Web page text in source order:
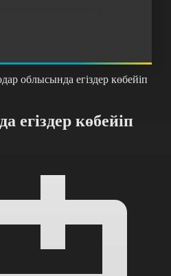
облысында егіздер көбейіп
егіздер көбейіп